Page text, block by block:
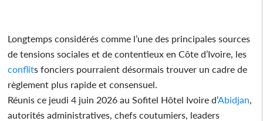
Longtemps considérés comme l’une des principales sources
de tensions sociales et de contentieux en Côte d’Ivoire, les
conflits fonciers pourraient désormais trouver un cadre de
règlement plus rapide et consensuel.
Réunis ce jeudi 4 juin 2026 au Sofitel Hôtel Ivoire d’Abidjan
autorités administratives, chefs coutumiers, leaders